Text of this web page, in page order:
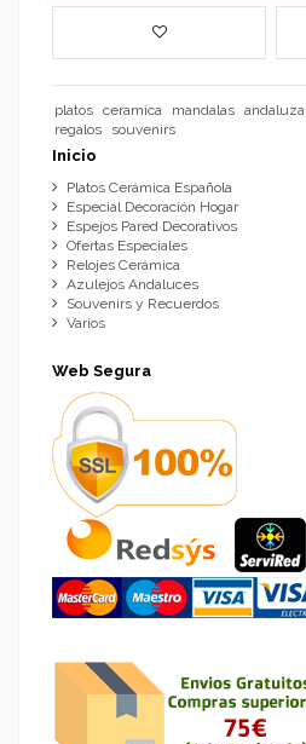
platos ceramica mandalas andaluza
regalos
souvenirs
Inicio
Platos Cerámica Española
Especial Decoración Hogar
Espejos Pared Decorativos
Ofertas Especiales
Relojes Cerámica
Azulejos Andaluces
Souvenirs y Recuerdos
Varios
Web Segura